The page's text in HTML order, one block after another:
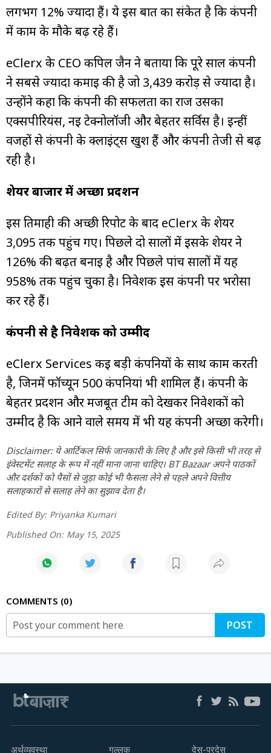
लगभग 12% ज्यादा हैं। ये इस बात का संकेत है कि कंपनी
में काम के मौके बढ़ रहे हैं।
eClerx के CEO कपिल जैन ने बताया कि पूरे साल कंपनी
ने सबसे ज्यादा कमाई की है जो ₹3,439 करोड़ से ज्यादा है।
उन्होंने कहा कि कंपनी की सफलता का राज उसका
एक्सपीरियंस, नई टेक्नोलॉजी और बेहतर सर्विस है। इन्हीं
वजहों से कंपनी के क्लाइंट्स खुश हैं और कंपनी तेजी से बढ़
रही है।
शेयर बाजार में अच्छा प्रदर्शन
इस तिमाही की अच्छी रिपोर्ट के बाद eClerx के शेयर
₹3,095 तक पहुंच गए। पिछले दो सालों में इसके शेयर ने
126% की बढ़त बनाई है और पिछले पांच सालों में यह
958% तक पहुंच चुका है। निवेशक इस कंपनी पर भरोसा
कर रहे हैं।
कंपनी से है निवेशक को उम्मीद
eClerx Services कई बड़ी कंपनियों के साथ काम करती
है, जिनमें फॉर्च्यून 500 कंपनियां भी शामिल हैं। कंपनी के
बेहतर प्रदर्शन और मजबूत टीम को देखकर निवेशकों को
उम्मीद है कि आने वाले समय में भी यह कंपनी अच्छा करेगी।
Disclaimer: ये आर्टिकल सिर्फ जानकारी के लिए है और इसे किसी भी तरह से
इंवेस्टमेंट सलाह के रूप में नहीं माना जाना चाहिए। BT Bazaar अपने पाठकों
और दर्शकों को पैसों से जुड़ा कोई भी फैसला लेने से पहले अपने वित्तीय
सलाहकारों से सलाह लेने का सुझाव देता है।
Edited By: Priyanka Kumari
Published On: May 15, 2025
COMMENTS 0
POST
अर्थव्यवस्था गुल्लक देस-परदेस